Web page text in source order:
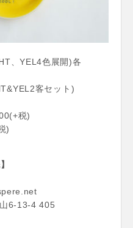
、YEL4色展開)各
客セット)
税)
)
6-13-4 405